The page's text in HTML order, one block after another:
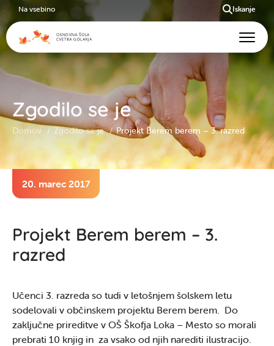
Zgodilo se je
Domov Zgodilo se je Projekt Berem berem – 3. razred
20. marec 2017
Projekt Berem berem – 3.
razred
Učenci 3. razreda so tudi v letošnjem šolskem letu
sodelovali v občinskem projektu Berem berem. Do
zaključne prireditve v OŠ Škofja Loka – Mesto so morali
prebrati 10 knjig in za vsako od njih narediti ilustracijo.
Na vsebino Iskanje